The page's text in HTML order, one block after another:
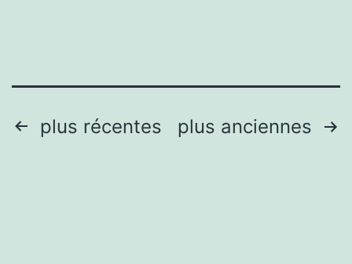
Pagination
plus récentes plus anciennes